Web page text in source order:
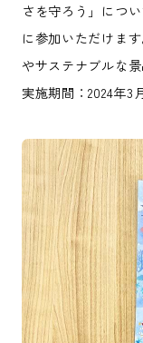
さを守ろう」につ
に参加いただけま
やサステナブルな
実施期間：2024年3